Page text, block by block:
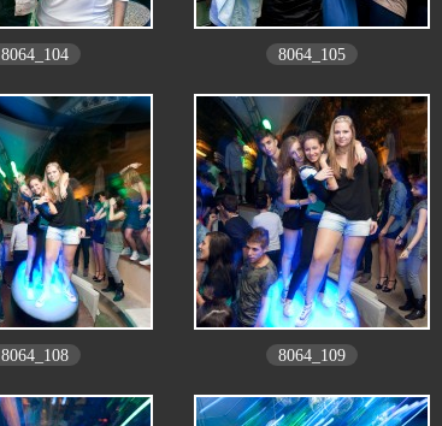
8064_104 8064_105
8064_108 8064_109